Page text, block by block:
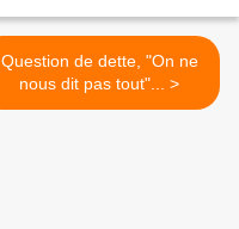
Question de dette, "On ne
nous dit pas tout"... >